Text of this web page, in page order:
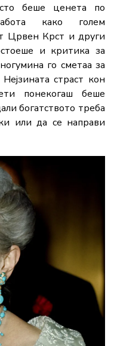
беше ценета по
како голем
Црвен Крст и други
и критика за
го сметаа за
страст кон
понекогаш беше
богатството треба
или да се направи